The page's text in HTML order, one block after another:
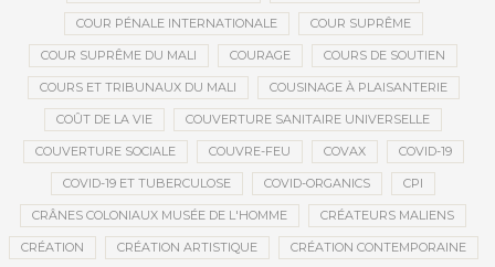
COUR PÉNALE INTERNATIONALE COUR SUPRÊME
COUR SUPRÊME DU MALI COURAGE COURS DE SOUTIEN
COURS ET TRIBUNAUX DU MALI COUSINAGE À PLAISANTERIE
COÛT DE LA VIE COUVERTURE SANITAIRE UNIVERSELLE
COUVERTURE SOCIALE COUVRE-FEU COVAX COVID-19
COVID-19 ET TUBERCULOSE COVID-ORGANICS CPI
CRÂNES COLONIAUX MUSÉE DE L'HOMME CRÉATEURS MALIENS
CRÉATION CRÉATION ARTISTIQUE CRÉATION CONTEMPORAINE